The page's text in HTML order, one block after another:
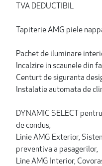
TVA DEDUCTIBIL
Tapiterie AMG piele
Pachet de iluminare
lncalzire in scaunele din
Centurt de siguranta
lnstalatie automata de
DYNAMIC SELECT
de condus,
Linie AMG Exterior,
preventiva a pasagerilor,
Line AMG Interior,